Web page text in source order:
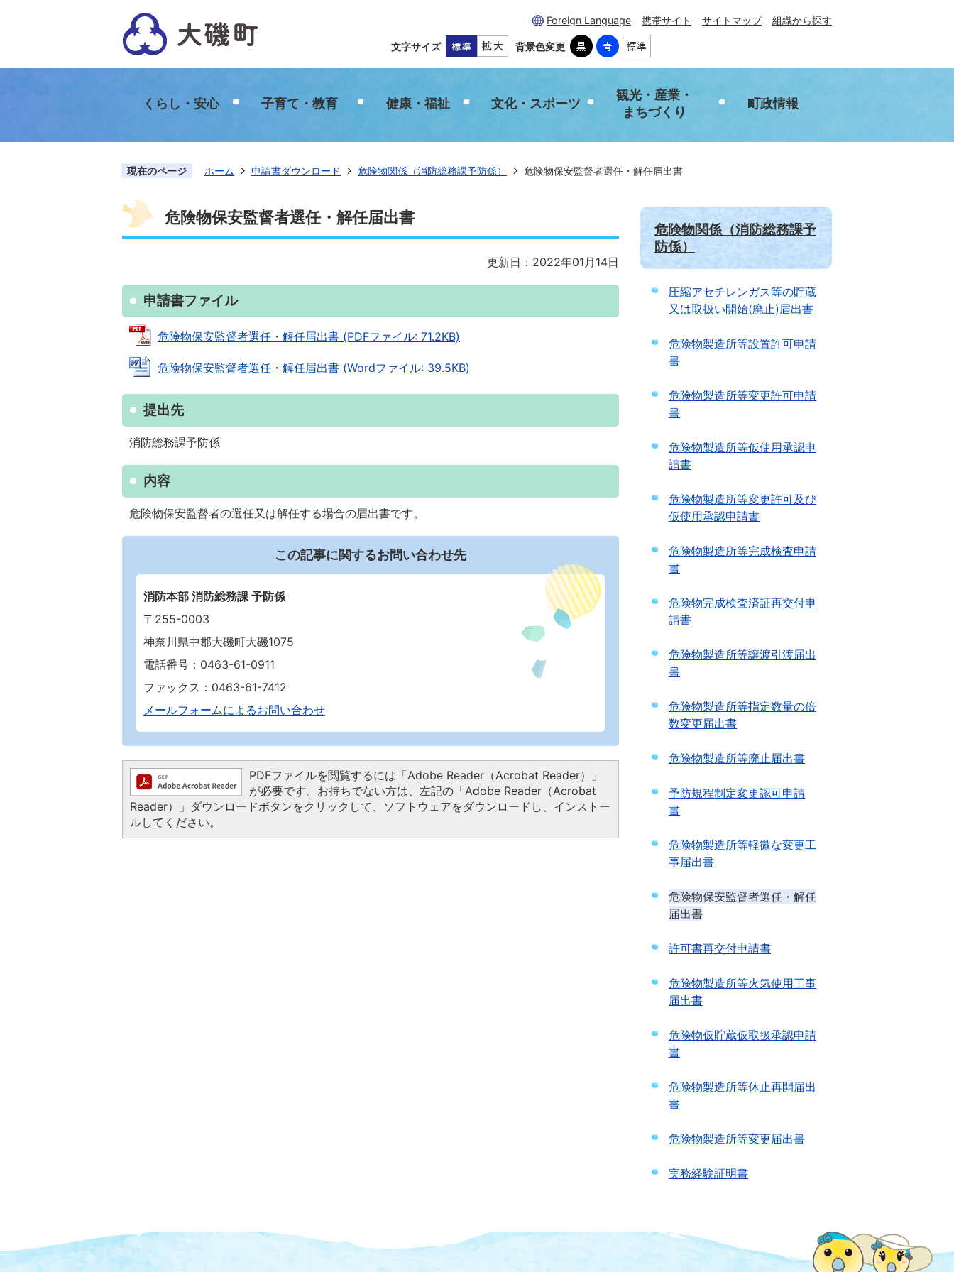
Foreign Language 携帯サイト サイトマップ 組織から探す
文字サイズ 背景色変更
くらし・安心 子育て・教育 健康・福祉 文化・スポーツ
観光・産業・
まちづくり
町政情報
現在のページ ホーム 申請書ダウンロード 危険物関係（消防総務課予防係） 危険物保安監督者選任・解任届出書
危険物保安監督者選任・解任届出書
更新日：2022年01月14日
申請書ファイル
危険物保安監督者選任・解任届出書 (PDFファイル: 71.2KB)
危険物保安監督者選任・解任届出書 (Wordファイル: 39.5KB)
提出先
消防総務課予防係
内容
危険物保安監督者の選任又は解任する場合の届出書です。
この記事に関するお問い合わせ先
消防本部 消防総務課 予防係
〒255-0003
神奈川県中郡大磯町大磯1075
電話番号：0463-61-0911
ファックス：0463-61-7412
メールフォームによるお問い合わせ
PDFファイルを閲覧するには「Adobe Reader（Acrobat Reader）」
が必要です。お持ちでない方は、左記の「Adobe Reader（Acrobat
Reader）」ダウンロードボタンをクリックして、ソフトウェアをダウンロードし、インストー
ルしてください。
危険物関係（消防総務課予
防係）
圧縮アセチレンガス等の貯蔵
又は取扱い開始(廃止)届出書
危険物製造所等設置許可申請
書
危険物製造所等変更許可申請
書
危険物製造所等仮使用承認申
請書
危険物製造所等変更許可及び
仮使用承認申請書
危険物製造所等完成検査申請
書
危険物完成検査済証再交付申
請書
危険物製造所等譲渡引渡届出
書
危険物製造所等指定数量の倍
数変更届出書
危険物製造所等廃止届出書
予防規程制定変更認可申請
書
危険物製造所等軽微な変更工
事届出書
危険物保安監督者選任・解任
届出書
許可書再交付申請書
危険物製造所等火気使用工事
届出書
危険物仮貯蔵仮取扱承認申請
書
危険物製造所等休止再開届出
書
危険物製造所等変更届出書
実務経験証明書